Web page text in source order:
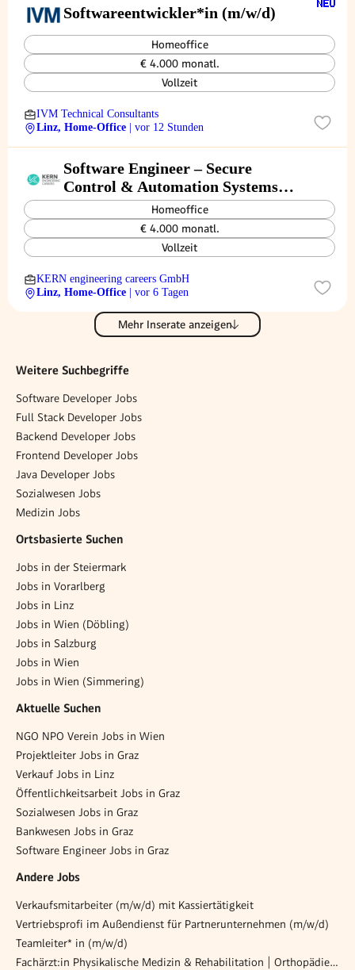
Softwareentwickler*in (m/w/d)
Homeoffice
€ 4.000 monatl.
Vollzeit
IVM Technical Consultants
Linz, Home-Office
| vor 12 Stunden
Software Engineer – Secure
Control & Automation Systems
(w/m/d)
Homeoffice
€ 4.000 monatl.
Vollzeit
KERN engineering careers GmbH
Linz, Home-Office
| vor 6 Tagen
Mehr Inserate anzeigen
Weitere Suchbegriffe
Software Developer Jobs
Full Stack Developer Jobs
Backend Developer Jobs
Frontend Developer Jobs
Java Developer Jobs
Sozialwesen Jobs
Medizin Jobs
Ortsbasierte Suchen
Jobs in der Steiermark
Jobs in Vorarlberg
Jobs in Linz
Jobs in Wien (Döbling)
Jobs in Salzburg
Jobs in Wien
Jobs in Wien (Simmering)
Aktuelle Suchen
NGO NPO Verein Jobs in Wien
Projektleiter Jobs in Graz
Verkauf Jobs in Linz
Öffentlichkeitsarbeit Jobs in Graz
Sozialwesen Jobs in Graz
Bankwesen Jobs in Graz
Software Engineer Jobs in Graz
Andere Jobs
Verkaufsmitarbeiter (m/w/d) mit Kassiertätigkeit
Vertriebsprofi im Außendienst für Partnerunternehmen (m/w/d)
Teamleiter* in (m/w/d)
Fachärzt:in Physikalische Medizin & Rehabilitation | Orthopädie od. Unfallchirurgie